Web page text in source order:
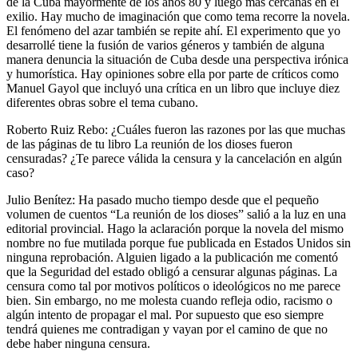
exilio. Hay mucho de imaginación que como tema recorre la novela.
El fenómeno del azar también se repite ahí. El experimento que yo
desarrollé tiene la fusión de varios géneros y también de alguna
manera denuncia la situación de Cuba desde una perspectiva irónica
y humorística. Hay opiniones sobre ella por parte de críticos como
Manuel Gayol que incluyó una crítica en un libro que incluye diez
diferentes obras sobre el tema cubano.
Roberto Ruiz Rebo: ¿Cuáles fueron las razones por las que muchas
de las páginas de tu libro La reunión de los dioses fueron
censuradas? ¿Te parece válida la censura y la cancelación en algún
caso?
Julio Benítez: Ha pasado mucho tiempo desde que el pequeño
volumen de cuentos “La reunión de los dioses” salió a la luz en una
editorial provincial. Hago la aclaración porque la novela del mismo
nombre no fue mutilada porque fue publicada en Estados Unidos sin
ninguna reprobación. Alguien ligado a la publicación me comentó
que la Seguridad del estado obligó a censurar algunas páginas. La
censura como tal por motivos políticos o ideológicos no me parece
bien. Sin embargo, no me molesta cuando refleja odio, racismo o
algún intento de propagar el mal. Por supuesto que eso siempre
tendrá quienes me contradigan y vayan por el camino de que no
debe haber ninguna censura.